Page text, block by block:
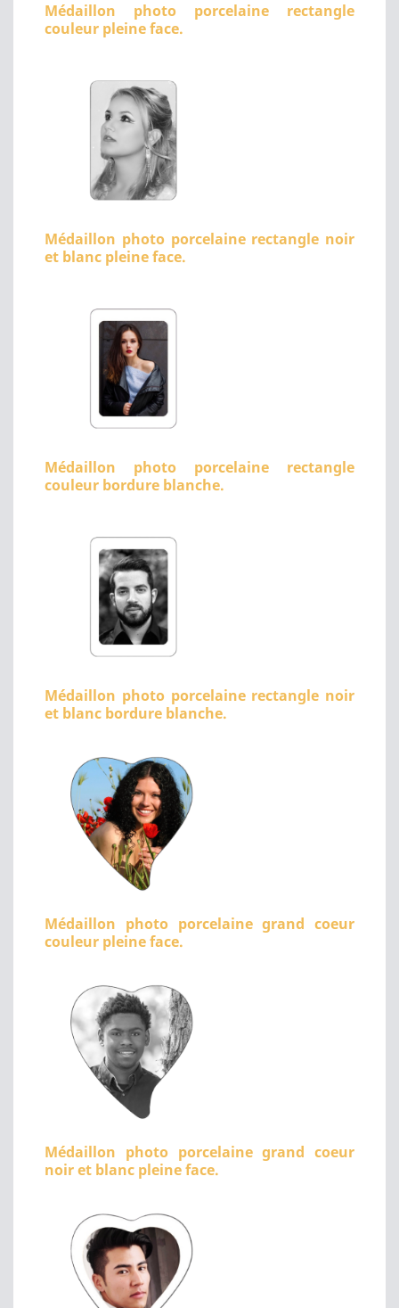
Médaillon photo porcelaine rectangle
couleur pleine face.
Médaillon photo porcelaine rectangle noir
et blanc pleine face.
Médaillon photo porcelaine rectangle
couleur bordure blanche.
Médaillon photo porcelaine rectangle noir
et blanc bordure blanche.
Médaillon photo porcelaine grand coeur
couleur pleine face.
Médaillon photo porcelaine grand coeur
noir et blanc pleine face.